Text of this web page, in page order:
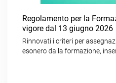
Regolamento per la
vigore dal 13 giugno 2026
Rinnovati i criteri per
esonero dalla formazione,